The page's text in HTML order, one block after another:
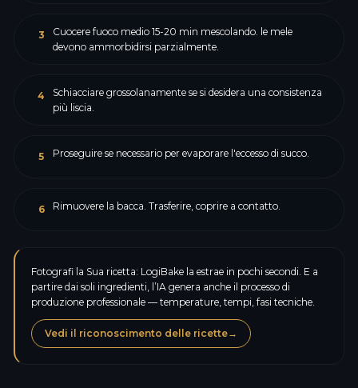
3
Cuocere fuoco medio 15-20 min mescolando. le mele
devono ammorbidirsi parzialmente.
4
Schiacciare grossolanamente se si desidera una consistenza
più liscia.
5 Proseguire se necessario per evaporare l'eccesso di succo.
6 Rimuovere la bacca. Trasferire, coprire a contatto.
Fotografi la Sua ricetta: LogiBake la estrae in pochi secondi. E a
partire dai soli ingredienti, l’IA genera anche il processo di
produzione professionale — temperature, tempi, fasi tecniche.
Vedi il riconoscimento delle ricette→